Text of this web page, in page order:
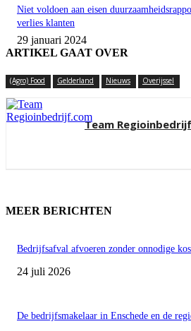
Niet voldoen aan eisen
verlies klanten
29 januari 2024
ARTIKEL GAAT OVER
(Agro) Food Gelderland Nieuws Overijssel
Team
MEER BERICHTEN
Bedrijfsafval afvoeren zonder onnodige
24 juli 2026
De bedrijfsmakelaar in Enschede en de